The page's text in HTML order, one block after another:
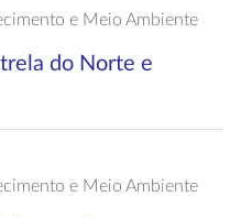
e Meio Ambiente
do Norte e
e Meio Ambiente